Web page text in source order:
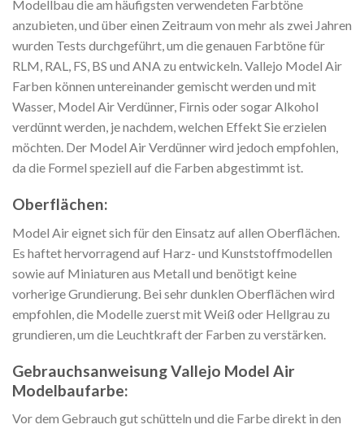
Modellbau die am häufigsten verwendeten Farbtöne
anzubieten, und über einen Zeitraum von mehr als zwei Jahren
wurden Tests durchgeführt, um die genauen Farbtöne für
RLM, RAL, FS, BS und ANA zu entwickeln. Vallejo Model Air
Farben können untereinander gemischt werden und mit
Wasser, Model Air Verdünner, Firnis oder sogar Alkohol
verdünnt werden, je nachdem, welchen Effekt Sie erzielen
möchten. Der Model Air Verdünner wird jedoch empfohlen,
da die Formel speziell auf die Farben abgestimmt ist.
Oberflächen:
Model Air eignet sich für den Einsatz auf allen Oberflächen.
Es haftet hervorragend auf Harz- und Kunststoffmodellen
sowie auf Miniaturen aus Metall und benötigt keine
vorherige Grundierung. Bei sehr dunklen Oberflächen wird
empfohlen, die Modelle zuerst mit Weiß oder Hellgrau zu
grundieren, um die Leuchtkraft der Farben zu verstärken.
Gebrauchsanweisung Vallejo Model Air
Modelbaufarbe:
Vor dem Gebrauch gut schütteln und die Farbe direkt in den